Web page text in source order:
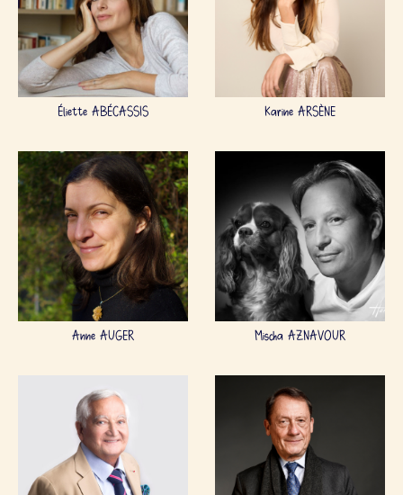
Éliette ABÉCASSIS Karine ARSÈNE
Anne AUGER Mischa AZNAVOUR